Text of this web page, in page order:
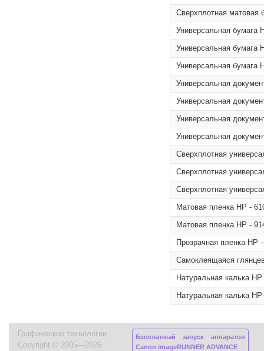
Сверхплотная матовая
Универсальная
Универсальная
Универсальная
Универсальная
Универсальная
Универсальная
Универсальная
Сверхплотная
Сверхплотная
Сверхплотная
Матовая пленка HP -
Матовая пленка HP -
Прозрачная пленка
Самоклеящаяся
Натуральная калька
Натуральная калька
Графические технологии
Copyright © 2005—2026
Бесплатный запуск аппаратов
Canon imageRUNNER ADVANCE